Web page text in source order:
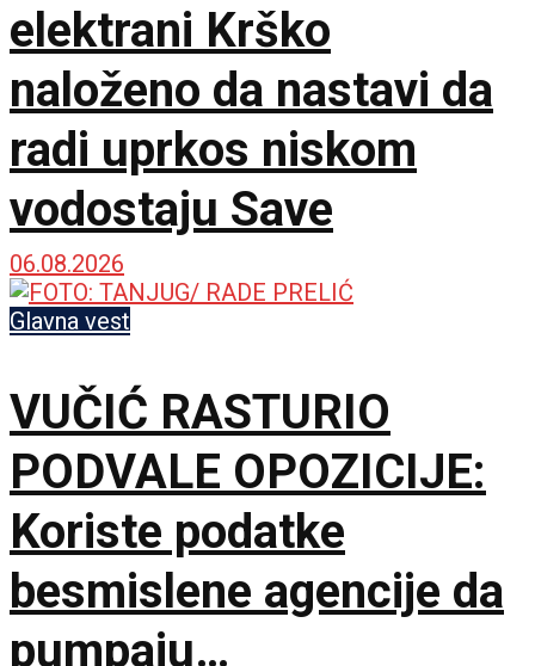
elektrani Krško
naloženo da nastavi da
radi uprkos niskom
vodostaju Save
06.08.2026
Glavna vest
VUČIĆ RASTURIO
PODVALE OPOZICIJE:
Koriste podatke
besmislene agencije da
pumpaju